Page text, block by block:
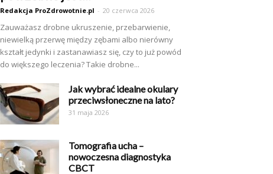
Redakcja ProZdrowotnie.pl - 20 czerwca 2026
Zauważasz drobne ukruszenie, przebarwienie,
niewielką przerwę między zębami albo nierówny
kształt jedynki i zastanawiasz się, czy to już powód
do większego leczenia? Takie drobne...
Jak wybrać idealne okulary
przeciwsłoneczne na lato?
31 maja 2026
Tomografia ucha –
nowoczesna diagnostyka
CBCT